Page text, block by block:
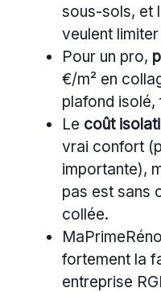
sous-sols, et
veulent
Pour un pro,
€/m² en
plafond
Le coût
vrai confort
importante),
pas est sans
collée.
fortement la
entreprise